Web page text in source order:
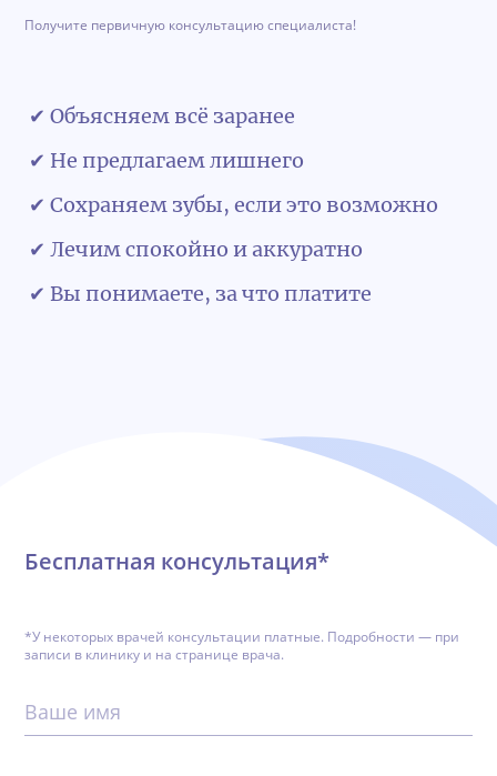
Получите первичную консультацию специалиста!
✔ Объясняем всё заранее
✔ Не предлагаем лишнего
✔ Сохраняем зубы, если это возможно
✔ Лечим спокойно и аккуратно
✔ Вы понимаете, за что платите
Бесплатная консультация*
*У некоторых врачей консультации платные. Подробности — при
записи в клинику и на странице врача.
Ваше имя